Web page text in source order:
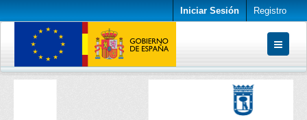
Iniciar Sesión Registro
Conjuntos de datos